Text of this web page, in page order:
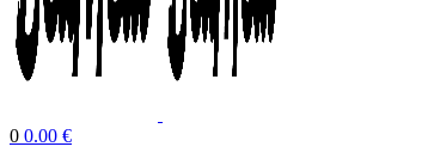
0 0.00 €